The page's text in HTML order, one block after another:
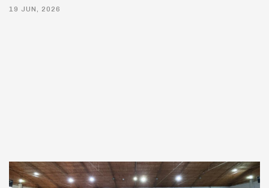
19 JUN, 2026